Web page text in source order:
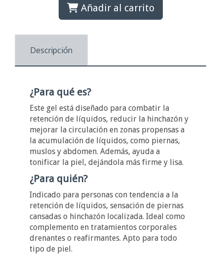
Añadir al carrito
Descripción
¿Para qué es?
Este gel está diseñado para combatir la
retención de líquidos, reducir la hinchazón y
mejorar la circulación en zonas propensas a
la acumulación de líquidos, como piernas,
muslos y abdomen. Además, ayuda a
tonificar la piel, dejándola más firme y lisa.
¿Para quién?
Indicado para personas con tendencia a la
retención de líquidos, sensación de piernas
cansadas o hinchazón localizada. Ideal como
complemento en tratamientos corporales
drenantes o reafirmantes. Apto para todo
tipo de piel.